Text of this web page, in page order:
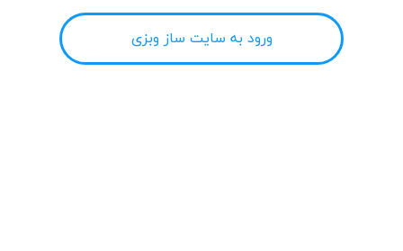
ورود به سایت ساز وبزی